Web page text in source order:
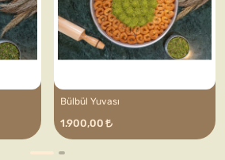
Bülbül Yuvası
1.900,00